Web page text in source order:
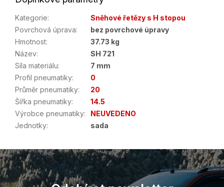
Kategorie:
Sněhové řetězy s H stopou
Povrchová úprava:
bez povrchové úpravy
Hmotnost:
37.73 kg
Název:
SH 721
Síla materiálu:
7 mm
Profil pneumatiky:
0
Průměr pneumatiky:
20
Šířka pneumatiky:
14.5
Výrobce pneumatiky:
NEUVEDENO
Jednotky: sada
Z
á
p